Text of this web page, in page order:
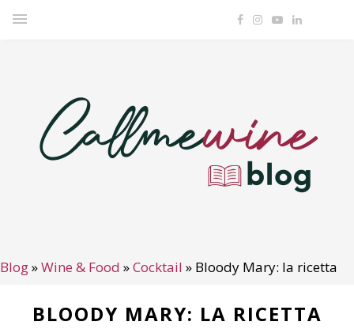
Blog»Wine & Food »Cocktail » Bloody Mary: la ricetta
BLOODY MARY: LA RICETTA